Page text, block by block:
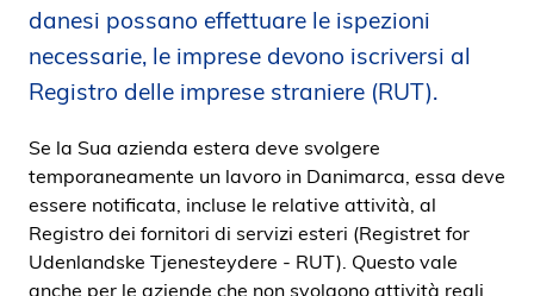
i
e
n
danesi possano effettuare le ispezioni
necessarie, le imprese devono iscriversi al
Registro delle imprese straniere (RUT).
Se la Sua azienda estera deve svolgere
temporaneamente un lavoro in Danimarca, essa deve
essere notificata, incluse le relative attività, al
Registro dei fornitori di servizi esteri (Registret for
Udenlandske Tjenesteydere - RUT). Questo vale
anche per le aziende che non svolgono attività reali